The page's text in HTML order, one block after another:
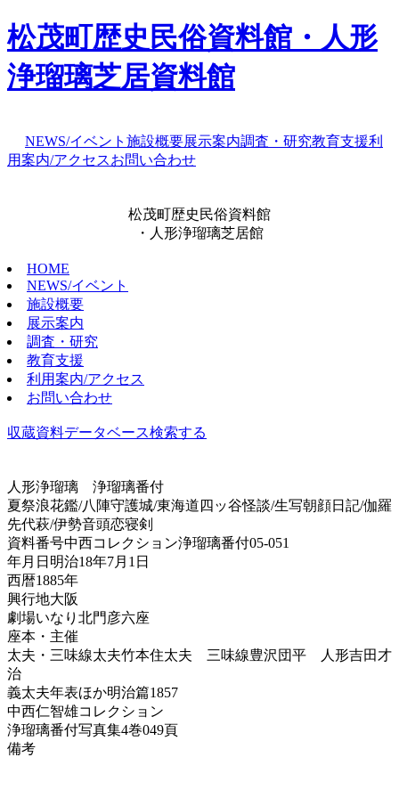
松茂町歴史民俗資料館・人形
浄瑠璃芝居資料館
NEWS/イベント 施設概要展示案内調査・研究教育支援利
用案内/アクセスお問い合わせ
松茂町歴史民俗資料館
・人形浄瑠璃芝居館
HOME
NEWS/イベント
施設概要
展示案内
調査・研究
教育支援
利用案内/アクセス
お問い合わせ
収蔵資料データベース検索する
人形浄瑠璃 浄瑠璃番付
夏祭浪花鑑/八陣守護城/東海道四ッ谷怪談/生写朝顔日記/伽羅
先代萩/伊勢音頭恋寝剣
資料番号中西コレクション浄瑠璃番付05-051
年月日 明治18年7月1日
西暦1885年
興行地大阪
劇場いなり北門彦六座
座本・主催
太夫・三味線太夫竹本住太夫 三味線豊沢団平 人形吉田才
治
義太夫年表ほか明治篇1857
中西仁智雄コレクション
浄瑠璃番付写真集4巻049頁
備考